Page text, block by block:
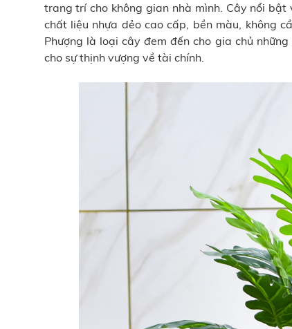
trang trí cho không gian nhà mình. Cây nổi
chất liệu nhựa dẻo cao cấp, bền màu, không
Phượng là loại cây đem đến cho gia chủ
cho sự thịnh vượng về tài chính.